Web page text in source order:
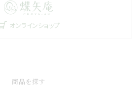
オンラインショップ
商品を探す